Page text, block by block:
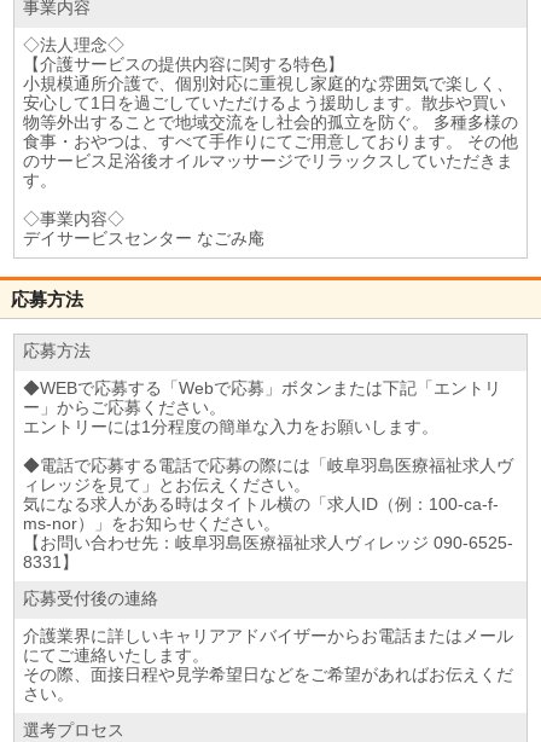
事業内容
◇法人理念◇
【介護サービスの提供内容に関する特色】
小規模通所介護で、個別対応に重視し家庭的な雰囲気で楽しく、
安心して1日を過ごしていただけるよう援助します。散歩や買い
物等外出することで地域交流をし社会的孤立を防ぐ。 多種多様の
食事・おやつは、すべて手作りにてご用意しております。 その他
のサービス足浴後オイルマッサージでリラックスしていただきま
す。
◇事業内容◇
デイサービスセンター なごみ庵
応募方法
応募方法
◆WEBで応募する「Webで応募」ボタンまたは下記「エントリ
ー」からご応募ください。
エントリーには1分程度の簡単な入力をお願いします。
◆電話で応募する電話で応募の際には「岐阜羽島医療福祉求人ヴ
ィレッジを見て」とお伝えください。
気になる求人がある時はタイトル横の「求人ID（例：100-ca-f-
ms-nor）」をお知らせください。
【お問い合わせ先：岐阜羽島医療福祉求人ヴィレッジ 090-6525-
8331】
応募受付後の連絡
介護業界に詳しいキャリアアドバイザーからお電話またはメール
にてご連絡いたします。
その際、面接日程や見学希望日などをご希望があればお伝えくだ
さい。
選考プロセス